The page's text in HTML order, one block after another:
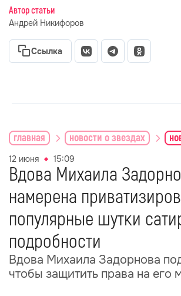
Автор статьи
Андрей Никифоров
Ссылка
главная новости о звездах
12 июня 15:09
Вдова Михаила
намерена
популярные шутки
подробности
Вдова Михаила Задорнова
чтобы защитить права на его